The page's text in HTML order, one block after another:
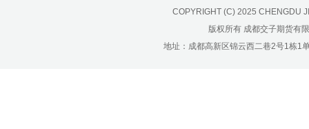
COPYRIGHT (C) 2025 CHENGDU
版权所有 成都交子期货有
地址：成都高新区锦云西二巷2号1栋1